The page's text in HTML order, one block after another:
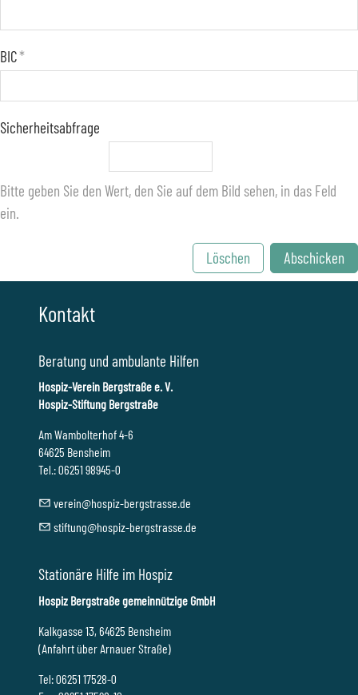
BIC*
Sicherheitsabfrage
Bitte geben Sie den Wert, den Sie auf dem Bild sehen, in das Feld
ein.
Löschen Abschicken
Kontakt
Beratung und ambulante Hilfen
Hospiz-Verein Bergstraße e. V.
Hospiz-Stiftung Bergstraße
Am Wambolterhof 4-6
64625 Bensheim
Tel.: 06251 98945-0
v r n h sp z-b rgstr ss d
stft ng h sp z-b rgstr ss d
Stationäre Hilfe im Hospiz
Hospiz Bergstraße gemeinnützige GmbH
Kalkgasse 13, 64625 Bensheim
(Anfahrt über Arnauer Straße)
Tel: 06251 17528-0